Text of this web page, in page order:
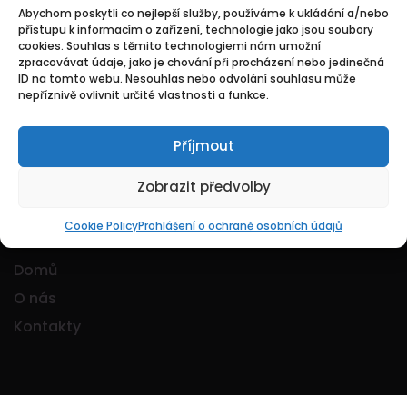
Abychom poskytli co nejlepší služby, používáme k ukládání a/nebo
přístupu k informacím o zařízení, technologie jako jsou soubory
cookies. Souhlas s těmito technologiemi nám umožní
zpracovávat údaje, jako je chování při procházení nebo jedinečná
ID na tomto webu. Nesouhlas nebo odvolání souhlasu může
nepříznivě ovlivnit určité vlastnosti a funkce.
Příjmout
Zobrazit předvolby
Cookie PolicyProhlášení o ochraně osobních údajů
Logo Jobmarkt.cz ® je registrovaná ochranná
Základní
Domů
O nás
Kontakty